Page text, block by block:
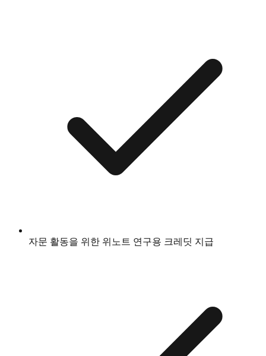
자문 활동을 위한 위노트 연구용 크레딧 지급